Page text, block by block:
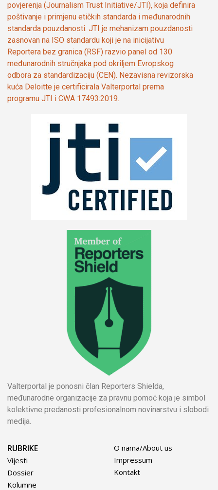
povjerenja (Journalism Trust Initiative/JTI), koja definira
poštivanje i primjenu etičkih standarda i međunarodnih
standarda pouzdanosti. JTI je mehanizam pouzdanosti
zasnovan na ISO standardu koji je na inicijativu
Reportera bez granica (RSF) razvio panel od 130
međunarodnih stručnjaka pod okriljem Evropskog
odbora za standardizaciju (CEN). Nezavisna revizorska
kuća Deloitte je certificirala Valterportal prema
programu JTI i CWA 17493:2019.
Valterportal je ponosni član Reporters Shielda,
međunarodne organizacije za pravnu pomoć koja je simbol
kolektivne predanosti profesionalnom novinarstvu i slobodi
medija.
RUBRIKE
Vijesti
Dossier
Kolumne
O nama/About us
Impressum
Kontakt